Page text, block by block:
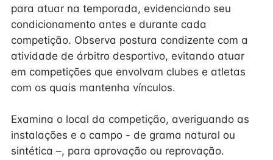
para atuar na temporada, evidenciando seu
condicionamento antes e durante cada
competição. Observa postura condizente com a
atividade de árbitro desportivo, evitando atuar
em competições que envolvam clubes e atletas
com os quais mantenha vínculos.
Examina o local da competição, averiguando as
instalações e o campo - de grama natural ou
sintética –, para aprovação ou reprovação.